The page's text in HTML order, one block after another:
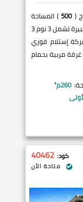
(
500) المساحة
قبلي تطل على باركنج و حديقة كبيرة تشمل 3 نوم 3
إستلام فوري
الى غرفة مربية بحمام
260م²
كود: 40462
متاحة الآن